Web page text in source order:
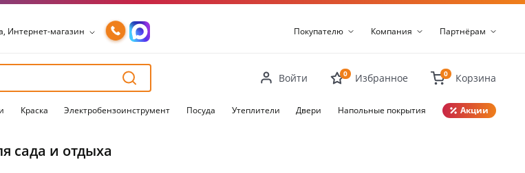
Интернет-магазин
ш., 18
Покупателю Компания Партнёрам
Войти 0 Избранное 0 Корзина
Краска Электробензоинструмент Посуда Утеплители Двери Напольные покрытия Акции
сада и отдыха